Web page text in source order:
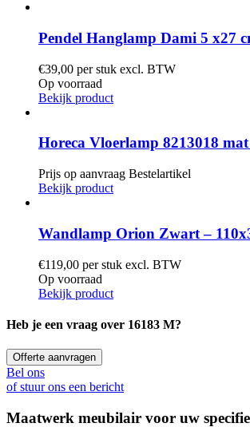
Pendel Hanglamp Dami 5 x27
€39,00 per stuk excl. BTW
Op voorraad
Bekijk product
Horeca Vloerlamp 8213018
Prijs op aanvraag Bestelartikel
Bekijk product
Wandlamp Orion Zwart –
€119,00 per stuk excl. BTW
Op voorraad
Bekijk product
Heb je een vraag over 16183 M?
Offerte aanvragen
Bel ons
of stuur ons een bericht
Maatwerk meubilair voor uw